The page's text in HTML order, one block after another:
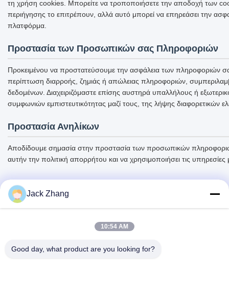
τη χρήση cookies. Μπορείτε να τροποποιήσετε την αποδοχή των
περιήγησης το επιτρέπουν, αλλά αυτό μπορεί να επηρεάσει την
πλατφόρμα.
Προστασία των Προσωπικών σας Πληροφοριών
Προκειμένου να προστατεύσουμε την ασφάλεια των πληροφοριών
περίπτωση διαρροής, ζημιάς ή απώλειας πληροφοριών,
δεδομένων. Διαχειριζόμαστε επίσης αυστηρά υπαλλήλους ή
συμφωνιών εμπιστευτικότητας μαζί τους, της λήψης
Προστασία Ανηλίκων
Αποδίδουμε σημασία στην προστασία των προσωπικών
αυτήν την πολιτική απορρήτου και να χρησιμοποιήσει τις
Jack Zhang
10:54 AM
Good day, what product are you looking for?